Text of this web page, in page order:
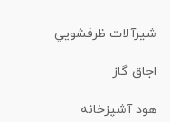
شیرآلات ظرفشويي
اجاق گاز
هود آشپزخانه